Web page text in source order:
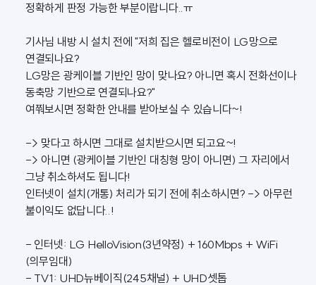
정확하게 판정 가능한 부분이랍니다..ㅠ
기사님 내방 시 설치 전에 "저희 집은 헬로비전이 LG망으로
연결되나요?
LG망은 광케이블 기반인 망이 맞나요? 아니면 혹시 전화선이나
동축망 기반으로 연결되나요?"
여쭤보시면 정확한 안내를 받아보실 수 있습니다~!
-> 맞다고 하시면 그대로 설치받으시면 되고요~!
-> 아니면 (광케이블 기반인 대칭형 망이 아니면) 그 자리에서
그냥 취소하셔도 됩니다!
인터넷이 설치(개통) 처리가 되기 전에 취소하시면? -> 아무런
불이익도 없답니다..!
- 인터넷: LG HelloVision(3년약정) + 160Mbps + WiFi
(의무임대)
- TV1: UHD뉴베이직(245채널) + UHD셋톱